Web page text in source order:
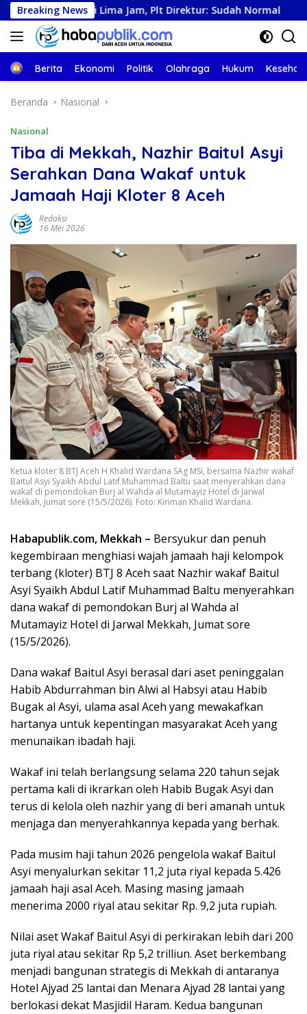
Langsung
ke
konten
Breaking News
Lima Jam, Plt Direktur: Sudah Normal
Beranda
Berita Ekonomi Politik Olahraga Hukum
Beranda Nasional
Nasional
Tiba di Mekkah, Nazhir Baitul Asyi
Serahkan Dana Wakaf untuk
Jamaah Haji Kloter 8 Aceh
Redaksi
16 Mei 2026
Ketua kloter 8 BTJ Aceh H Khalid Wardana SAg MSi, bersama Nazhir wakaf
Baitul Asyi Syaikh Abdul Latif Muhammad Baltu saat menyerahkan dana
wakaf di pemondokan Burj al Wahda al Mutamayiz Hotel di Jarwal
Mekkah, Jumat sore (15/5/2026). Foto: Kiriman Khalid Wardana.
Habapublik.com, Mekkah – Bersyukur dan penuh
kegembiraan menghiasi wajah jamaah haji kelompok
terbang (kloter) BTJ 8 Aceh saat Nazhir wakaf Baitul
Asyi Syaikh Abdul Latif Muhammad Baltu menyerahkan
dana wakaf di pemondokan Burj al Wahda al
Mutamayiz Hotel di Jarwal Mekkah, Jumat sore
(15/5/2026).
Dana wakaf Baitul Asyi berasal dari aset peninggalan
Habib Abdurrahman bin Alwi al Habsyi atau Habib
Bugak al Asyi, ulama asal Aceh yang mewakafkan
hartanya untuk kepentingan masyarakat Aceh yang
menunaikan ibadah haji.
Wakaf ini telah berlangsung selama 220 tahun sejak
pertama kali di ikrarkan oleh Habib Bugak Asyi dan
terus di kelola oleh nazhir yang di beri amanah untuk
menjaga dan menyerahkannya kepada yang berhak.
Pada musim haji tahun 2026 pengelola wakaf Baitul
Asyi menyalurkan sekitar 11,2 juta riyal kepada 5.426
jamaah haji asal Aceh. Masing masing jamaah
menerima 2000 riyal atau sekitar Rp. 9,2 juta rupiah.
Nilai aset Wakaf Baitul Asyi di perkirakan lebih dari 200
juta riyal atau sekitar Rp 5,2 trilliun. Aset berkembang
menjadi bangunan strategis di Mekkah di antaranya
Hotel Ajyad 25 lantai dan Menara Ajyad 28 lantai yang
berlokasi dekat Masjidil Haram. Kedua bangunan